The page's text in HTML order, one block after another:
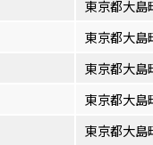
東京都大島
東京都大島
東京都大島
東京都大島
東京都大島